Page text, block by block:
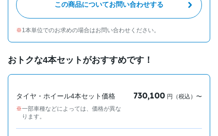
この商品についてお問い合わせする
1本単位でのお求めの場合はお問い合わせください。
おトクな4本セットがおすすめです！
タイヤ・ホイール4本セット価格
一部車種などによっては、価格が異な
ります。
730,100 円（税込）〜